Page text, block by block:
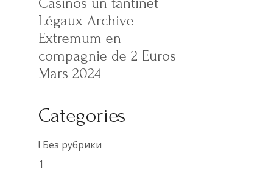
Légaux Archive
Extremum en
compagnie de 2 Euros
Mars 2024
Categories
! Без рубрики
1